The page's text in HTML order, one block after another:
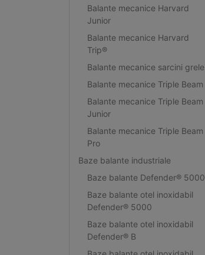
Balante mecanice Harvard
Junior
Balante mecanice Harvard
Trip®
Balante mecanice sarcini grele
Balante mecanice Triple Beam
Balante mecanice Triple Beam
Junior
Balante mecanice Triple Beam
Pro
Baze balante industriale
Baze balante Defender® 5000
Baze balante otel inoxidabil
Defender® 5000
Baze balante otel inoxidabil
Defender® B